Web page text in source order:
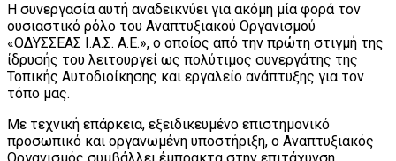
Η συνεργασία αυτή αναδεικνύει για ακόμη μία φορά τον
ουσιαστικό ρόλο του Αναπτυξιακού Οργανισμού
«ΟΔΥΣΣΕΑΣ Ι.Α.Σ. Α.Ε.», ο οποίος από την πρώτη στιγμή της
ίδρυσής του λειτουργεί ως πολύτιμος συνεργάτης της
Τοπικής Αυτοδιοίκησης και εργαλείο ανάπτυξης για τον
τόπο μας.
Με τεχνική επάρκεια, εξειδικευμένο επιστημονικό
προσωπικό και οργανωμένη υποστήριξη, ο Αναπτυξιακός